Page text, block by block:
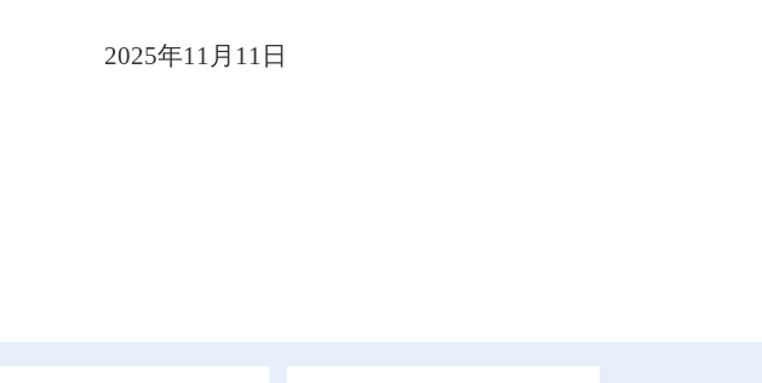
2025年11 月 11 日